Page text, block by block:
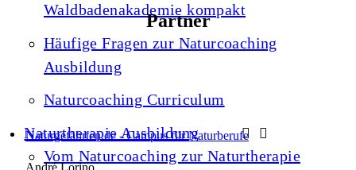
Waldbadenakademie kompakt
Häufige Fragen zur Naturcoaching
Ausbildung
Naturcoaching Curriculum
Naturtherapie Ausbildung
Vom Naturcoaching zur Naturtherapie
Partner
Naturgefährten.de - Campus für Naturberufe